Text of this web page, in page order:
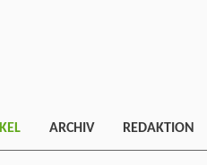
ARCHIV REDAKTION